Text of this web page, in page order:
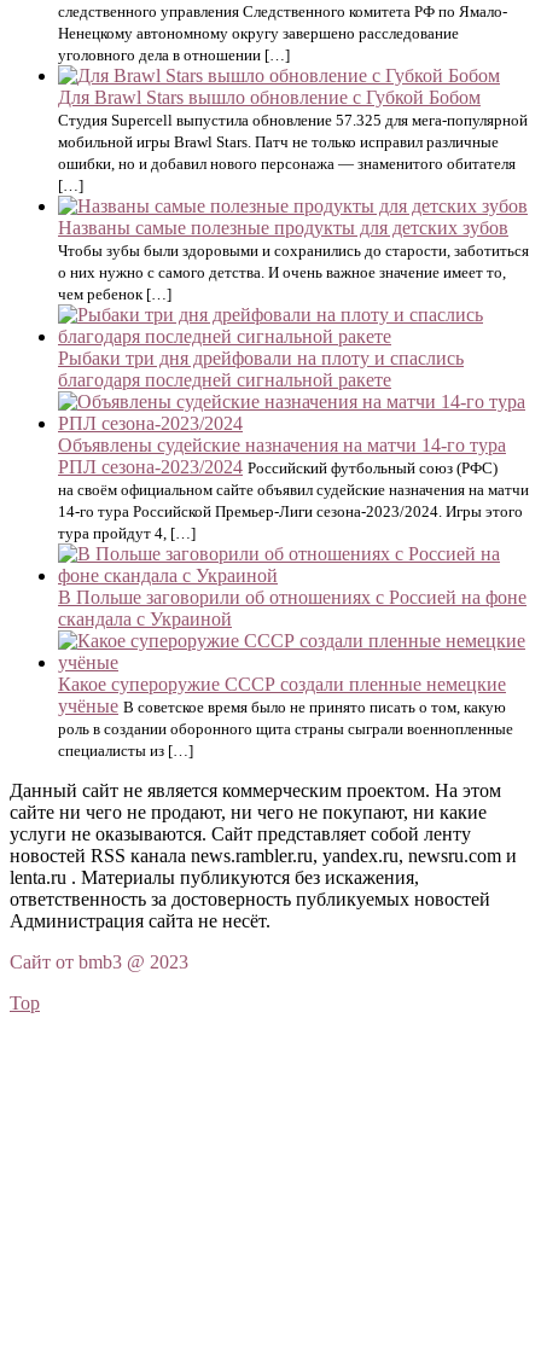
следственного управления Следственного комитета РФ по Ямало-
Ненецкому автономному округу завершено расследование
уголовного дела в отношении […]
Для Brawl Stars вышло обновление с Губкой Бобом
Студия Supercell выпустила обновление 57.325 для мега-популярной
мобильной игры Brawl Stars. Патч не только исправил различные
ошибки, но и добавил нового персонажа — знаменитого обитателя
[…]
Названы самые полезные продукты для детских зубов
Чтобы зубы были здоровыми и сохранились до старости, заботиться
о них нужно с самого детства. И очень важное значение имеет то,
чем ребенок […]
Рыбаки три дня дрейфовали на плоту и спаслись
благодаря последней сигнальной ракете
Объявлены судейские назначения на матчи 14-го тура
РПЛ сезона-2023/2024 Российский футбольный союз (РФС)
на своём официальном сайте объявил судейские назначения на матчи
14-го тура Российской Премьер-Лиги сезона-2023/2024. Игры этого
тура пройдут 4, […]
В Польше заговорили об отношениях с Россией на фоне
скандала с Украиной
Какое супероружие СССР создали пленные немецкие
учёные В советское время было не принято писать о том, какую
роль в создании оборонного щита страны сыграли военнопленные
специалисты из […]
Данный сайт не является коммерческим проектом. На этом
сайте ни чего не продают, ни чего не покупают, ни какие
услуги не оказываются. Сайт представляет собой ленту
новостей RSS канала news.rambler.ru, yandex.ru, newsru.com и
lenta.ru . Материалы публикуются без искажения,
ответственность за достоверность публикуемых новостей
Администрация сайта не несёт.
Сайт от bmb3 @ 2023
Top